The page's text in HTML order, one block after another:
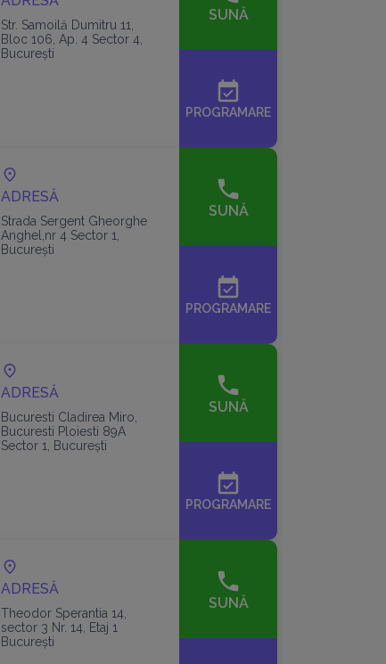
Str. Samoilă Dumitru 11,
Bloc 106, Ap. 4 Sector 4,
București
SUNĂ
event_available
PROGRAMARE
ADRESĂ
Strada Sergent Gheorghe
Anghel,nr 4 Sector 1,
București
SUNĂ
event_available
PROGRAMARE
ADRESĂ
Bucuresti Cladirea Miro,
Bucuresti Ploiesti 89A
Sector 1, București
SUNĂ
event_available
PROGRAMARE
ADRESĂ
Theodor Sperantia 14,
sector 3 Nr. 14, Etaj 1
București
SUNĂ